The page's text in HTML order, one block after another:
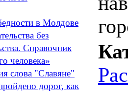
в Молдове
без
Справочник
человека»
слова "Славяне"
дорог, как